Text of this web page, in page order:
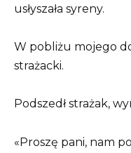
usłyszała syreny.
W pobliżu mojego
strażacki.
Podszedł strażak,
«Proszę pani, nam